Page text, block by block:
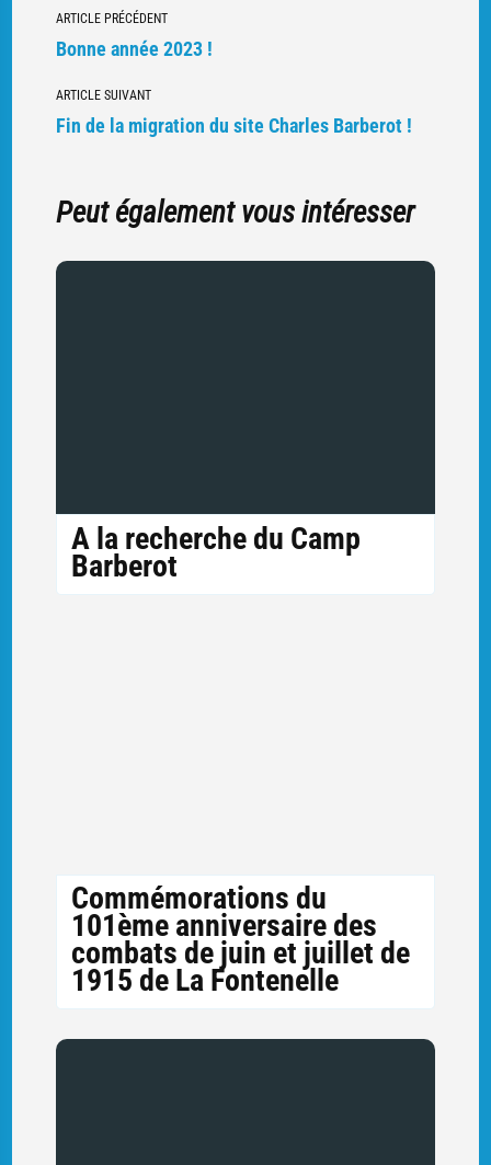
Navigation
vers
articles
ARTICLE PRÉCÉDENT
Bonne année 2023 !
ARTICLE SUIVANT
Fin de la migration du site Charles Barberot !
Peut également vous intéresser
A la recherche du Camp
Barberot
Commémorations du
101ème anniversaire des
combats de juin et juillet de
1915 de La Fontenelle